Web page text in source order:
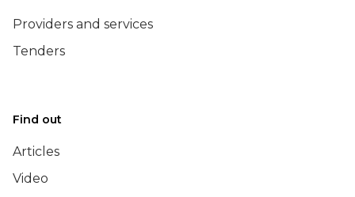
Providers and services
Tenders
Find out
Articles
Video